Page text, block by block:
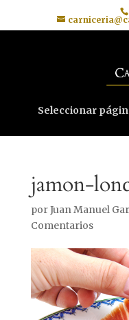
Seleccionar
jamon-
porJuan Manuel
Comentarios